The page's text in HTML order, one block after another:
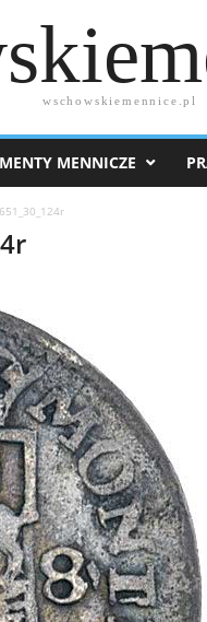
wschowskiemennice.pl
MENNICZE